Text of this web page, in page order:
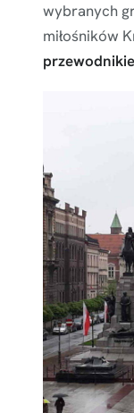
wybranych
miłośników